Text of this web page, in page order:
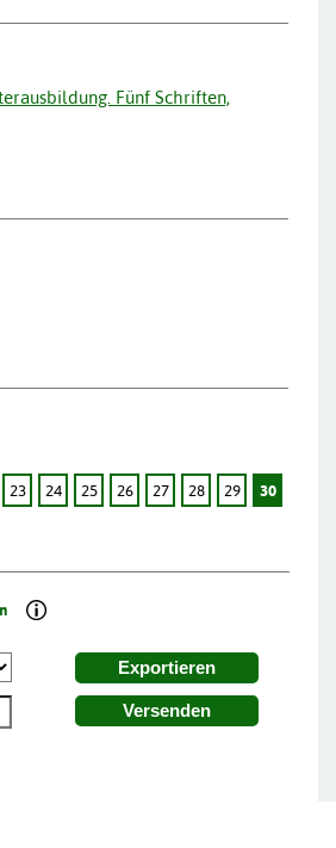
Fünf Schriften,
23 24 25 26 27 28 29 30
Exportieren
Versenden